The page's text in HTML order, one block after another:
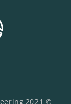
© 2021 Elia Ben shabat Transportation Engineering